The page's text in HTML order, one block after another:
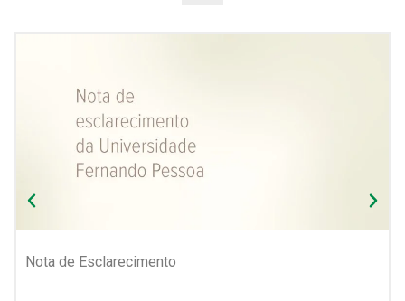
Nota de Esclarecimento